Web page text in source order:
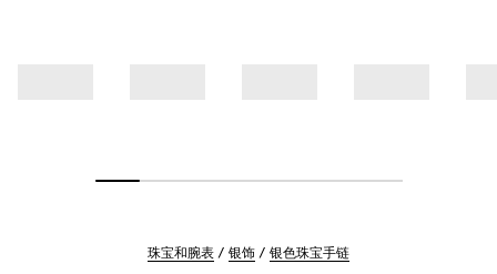
珠宝和腕表 银饰 银色珠宝手链